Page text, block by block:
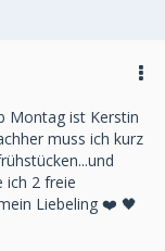
Montag ist Kerstin
muss ich kurz
ich 2 freie
Liebeling ❤️ 🖤